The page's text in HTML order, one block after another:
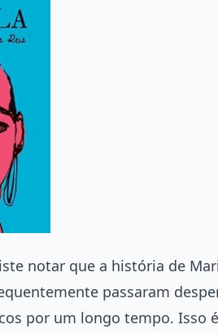
notar que a história de
passaram
por um longo tempo. Isso